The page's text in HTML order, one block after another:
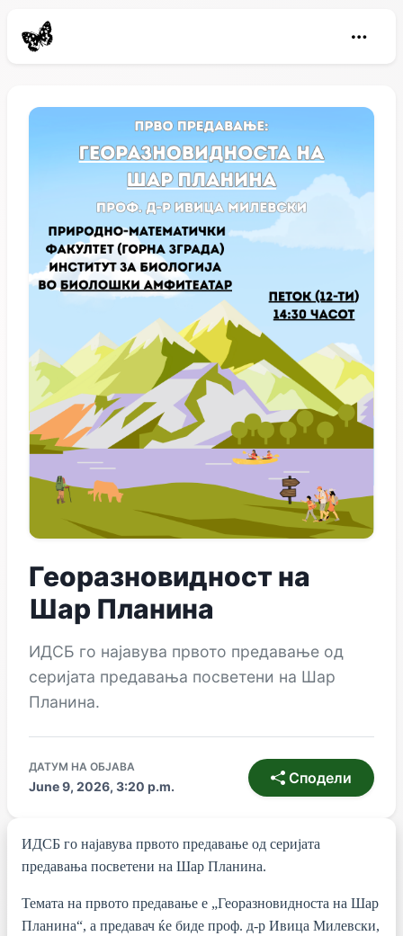
Георазновидност на
Шар Планина
ИДСБ го најавува првото предавање од
серијата предавања посветени на Шар
Планина.
ДАТУМ НА ОБЈАВА
June 9, 2026, 3:20 p.m. Сподели
ИДСБ го најавува првото предавање од серијата
предавања посветени на Шар Планина.
Темата на првото предавање е „Георазновидноста на Шар
Планина“, а предавач ќе биде проф. д-р Ивица Милевски,